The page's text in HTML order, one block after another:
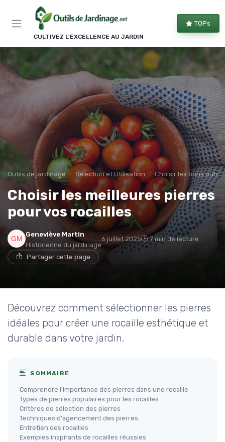
CULTIVEZ L'EXCELLENCE AU JARDIN
TOPs
Outils de jardinage Sélection et Utilisation Choisir les bons outils
Choisir les meilleures pierres
pour vos rocailles
Geneviève Martin
Historienne du jardinage
6 juillet 2025 7 min de lecture
Partager cette page
Découvrez comment sélectionner les pierres
idéales pour créer une rocaille esthétique et
durable dans votre jardin.
SOMMAIRE
Comprendre l'importance des pierres dans une rocaille
Types de pierres populaires pour les rocailles
Critères de sélection des pierres
Techniques d'agencement des pierres
Entretien des rocailles
Exemples inspirants de rocailles réussies
Panneau de gestion des cookies